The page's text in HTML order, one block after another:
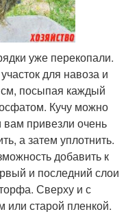
уже перекопали.
для навоза и
посыпая каждый
Кучу можно
привезли очень
а затем уплотнить.
добавить к
и последний слои
Сверху и с
или старой пленкой.